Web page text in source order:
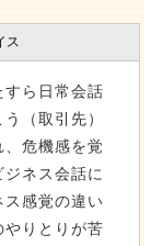
ス
ら日常会話
（取引先）
危機感を覚
ネス会話に
感覚の違い
やりとりが苦